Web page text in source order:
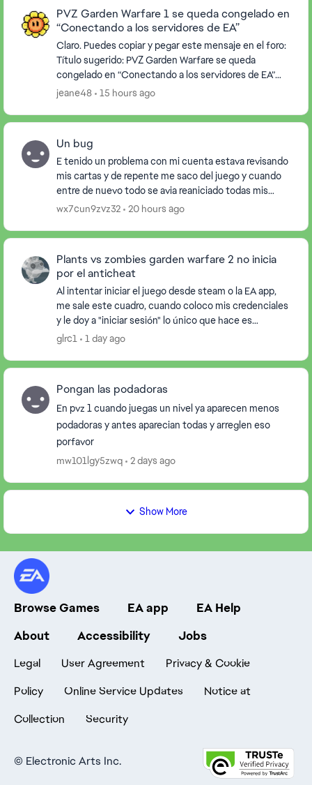
PVZ Garden Warfare 1 se queda congelado en
“Conectando a los servidores de EA”
Claro. Puedes copiar y pegar este mensaje en el foro:
Título sugerido: PVZ Garden Warfare se queda
congelado en “Conectando a los servidores de EA”
Buenas tardes. Estamos teniendo un problema con...
jeane48 15 hours ago
Un bug
E tenido un problema con mi cuenta estava revisando
mis cartas y de repente me saco del juego y cuando
entre de nuevo todo se avia reaniciado todas mis
cartas y heroes avian desaparecido. Alguin podr...
wx7cun9zvz32 20 hours ago
Plants vs zombies garden warfare 2 no inicia
por el anticheat
Al intentar iniciar el juego desde steam o la EA app,
me sale este cuadro, cuando coloco mis credenciales
y le doy a "iniciar sesión" lo único que hace es
cerrarme el juego y abrirme una ventana en l...
glrc1 1 day ago
Pongan las podadoras
En pvz 1 cuando juegas un nivel ya aparecen menos
podadoras y antes aparecian todas y arreglen eso
porfavor
mw101lgy5zwq
2 days ago
Show More
Browse Games EA app
EA Help
About
Accessibility Jobs
Legal User Agreement
Privacy & Cookie
Policy
Online Service Updates
Notice at
Collection
Security
© Electronic Arts Inc.